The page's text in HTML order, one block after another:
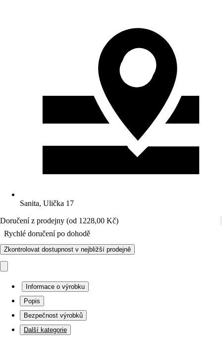
Sanita, Ulička 17
Doručení z prodejny (od 1228,00 Kč)
Rychlé doručení po dohodě
Zkontrolovat dostupnost v nejbližší prodejně
Informace o výrobku
Popis
Bezpečnost výrobků
Další kategorie